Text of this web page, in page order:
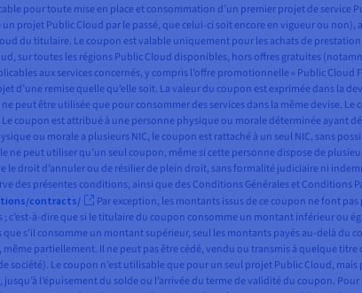
pour toute mise en place et consommation d’un premier projet de
projet Public Cloud par le passé, que celui-ci soit encore en vigueur ou
du titulaire. Le coupon est valable uniquement pour les achats de
sur toutes les régions Public Cloud disponibles, hors offres gratuites
aux services concernés, y compris l’offre promotionnelle « Public Cloud
d’une remise quelle qu’elle soit. La valeur du coupon est exprimée dans la
peut être utilisée que pour consommer des services dans la même devise.
coupon est attribué à une personne physique ou morale déterminée ayant
ou morale a plusieurs NIC, le coupon est rattaché à un seul NIC, sans
peut utiliser qu’un seul coupon, même si cette personne dispose de
le droit d’annuler ou de résilier de plein droit, sans formalité judiciaire ni
des présentes conditions, ainsi que des Conditions Générales et Conditions
contracts/
Par exception, les montants issus de ce coupon ne font
; c’est-à-dire que si le titulaire du coupon consomme un montant inférieur ou
que s’il consomme un montant supérieur, seul les montants payés au-delà
partiellement. Il ne peut pas être cédé, vendu ou transmis à quelque titre
société). Le coupon n’est utilisable que pour un seul projet Public Cloud,
l’épuisement du solde ou l’arrivée du terme de validité du coupon.